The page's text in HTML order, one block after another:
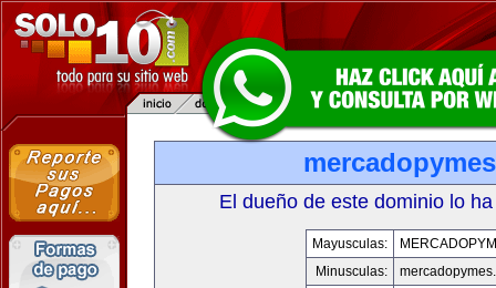
El dueño de este dominio lo
Mayusculas:
Minusculas: